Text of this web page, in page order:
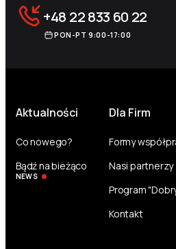
+48 22 833 60 22
PON-PT 9:00-17:00
Aktualności
Co nowego?
Bądź na bieżąco
NEWS
Dla Firm
Formy
Nasi partnerzy
Program
Kontakt